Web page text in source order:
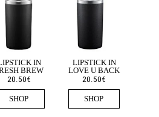
IN
BREW
LIPSTICK IN
LOVE U BACK
20.50€ 20.50€
SHOP SHOP